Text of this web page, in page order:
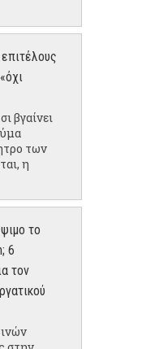
βγαίνει
των
η
το
6
τον